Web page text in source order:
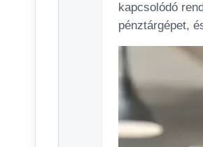
kapcsolódó
pénztárgépet,